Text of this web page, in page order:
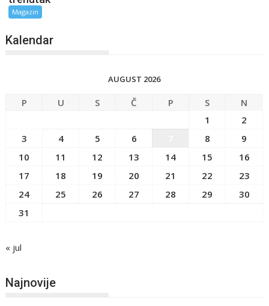
Magazin
Kalendar
AUGUST 2026
P U S Č P S
N
1
2
3
4 5 6 8
9
10
11 12 13 14 15
16
17
18 19 20 21 22
23
24
25 26 27 28 29
30
31
« jul
Najnovije